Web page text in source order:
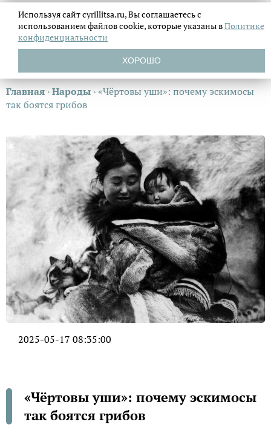
Главная ›Народы ›«Чёртовы уши»: почему эскимосы
так боятся грибов
2025-05-17 08:35:00
«Чёртовы уши»: почему эскимосы
так боятся грибов
Используя сайт cyrillitsa.ru, Вы соглашаетесь с
использованием файловcookie, которые указаны вПолитике
конфиденциальности
ХОРОШО